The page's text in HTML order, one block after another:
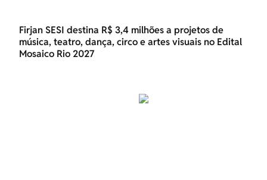
Firjan SESI destina R$ 3,4 milhões a projetos de
música, teatro, dança, circo e artes visuais no Edital
Mosaico Rio 2027